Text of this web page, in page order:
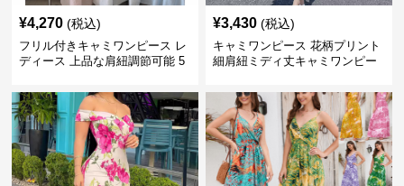
¥4,270 (税込)
フリル付きキャミワンピース レ
ディース 上品な肩紐調節可能 5
¥3,430 (税込)
キャミワンピース 花柄プリント
細肩紐ミディ丈キャミワンピー